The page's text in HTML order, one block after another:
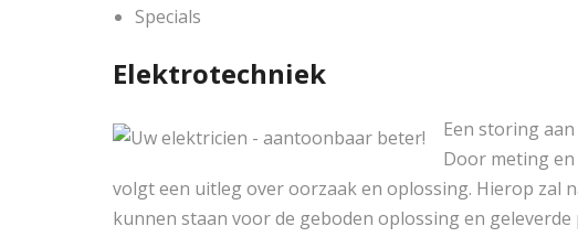
Specials
Elektrotechniek
Een storing
Door meting
volgt een uitleg over oorzaak en oplossing. Hierop zal
kunnen staan voor de geboden oplossing en geleverde